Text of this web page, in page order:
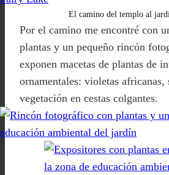
El camino del templo al
Por el camino me encontré con
plantas y un pequeño rincón
exponen macetas de plantas de
ornamentales: violetas africanas,
vegetación en cestas colgantes.